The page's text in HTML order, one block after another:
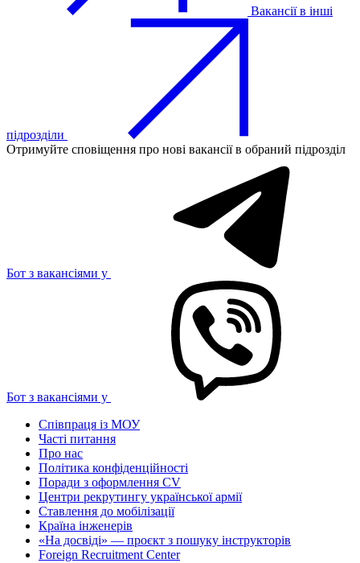
Вакансії в інші
підрозділи
Отримуйте сповіщення про нові вакансії в обраний підрозділ
Бот з вакансіями у
Бот з вакансіями у
Співпраця із МОУ
Часті питання
Про нас
Політика конфіденційності
Поради з оформлення CV
Центри рекрутингу української армії
Ставлення до мобілізації
Країна інженерів
«На досвіді» — проєкт з пошуку інструкторів
Foreign Recruitment Center